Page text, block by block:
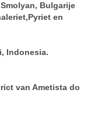
Bulgarije
en
Indonesia.
van Ametista do